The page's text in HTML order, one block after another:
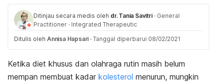
Ditinjau secara medis oleh dr. Tania Savitri · General
Practitioner · Integrated Therapeutic
Ditulis oleh Annisa Hapsari · Tanggal diperbarui 08/02/2021
Ketika diet khusus dan olahraga rutin masih belum
mempan membuat kadar kolesterol menurun, mungkin